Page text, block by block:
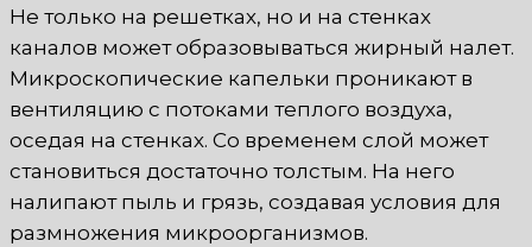
Не только на решетках, но и на стенках
каналов может образовываться жирный налет.
Микроскопические капельки проникают в
вентиляцию с потоками теплого воздуха,
оседая на стенках. Со временем слой может
становиться достаточно толстым. На него
налипают пыль и грязь, создавая условия для
размножения микроорганизмов.